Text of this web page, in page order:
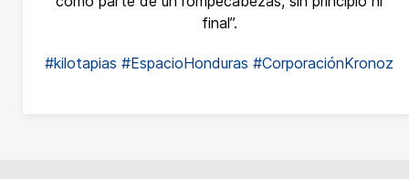
final”.
#kilotapias #EspacioHonduras #CorporaciónKronoz